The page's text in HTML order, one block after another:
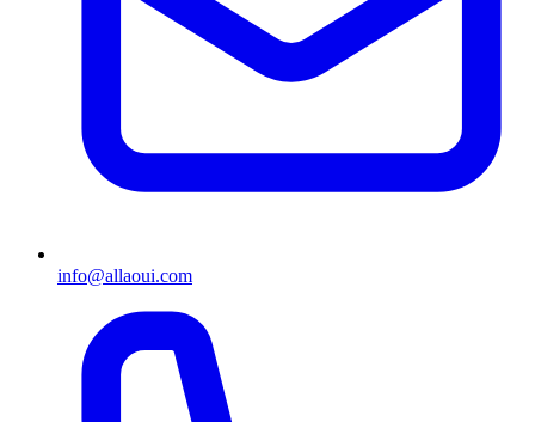
info@allaoui.com